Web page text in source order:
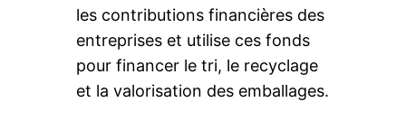
les contributions financières des
entreprises et utilise ces fonds
pour financer le tri, le recyclage
et la valorisation des emballages.